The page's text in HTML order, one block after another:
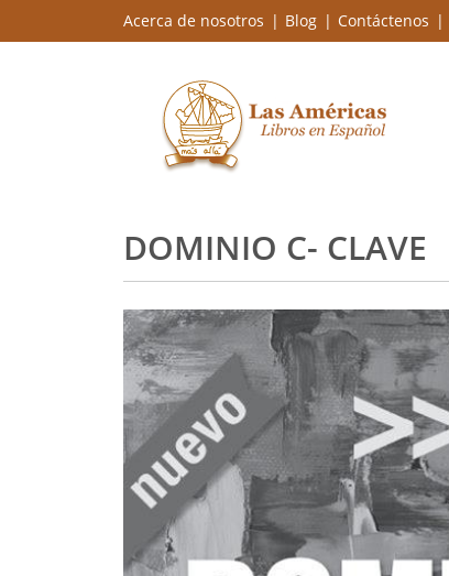
Acerca de nosotros Blog Contáctenos
DOMINIO C- CLAVE